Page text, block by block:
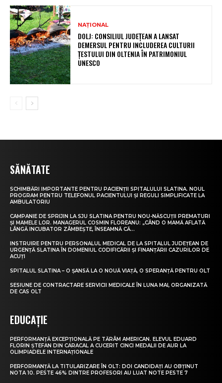
NAȚIONAL
DOLJ: CONSILIUL JUDEȚEAN A LANSAT
DEMERSUL PENTRU INCLUDEREA CULTURII
ȚESTULUI DIN OLTENIA ÎN PATRIMONIUL
UNESCO
SĂNĂTATE
SCHIMBĂRI IMPORTANTE PENTRU PACIENȚII SPITALULUI SLATINA. NOUL
PROGRAM PENTRU TELEFONUL PACIENTULUI ȘI REGULI SIMPLIFICATE LA
AMBULATORIU
CAMPANIE DE SPRIJIN LA SJU SLATINA PENTRU NOU-NĂSCUȚII PREMATURI
ȘI MAMELE LOR. MANAGERUL COSMIN FLOREANU: „CÂND O MAMĂ AFLATĂ
LÂNGĂ INCUBATOR ZÂMBEȘTE, ÎNSEAMNĂ CĂ...
INSTRUIRE PENTRU PERSONALUL MEDICAL DE LA SPITALUL JUDEȚEAN DE
URGENȚĂ SLATINA ÎN DOMENIUL CODIFICĂRII ȘI FINANȚĂRII CAZURILOR DE
ACUȚI
SPITALUL SLATINA – O ȘANSĂ LA O NOUĂ VIAȚĂ, O SPERANȚĂ PENTRU OLT
SESIUNE DE CONTRACTARE SERVICII MEDICALE ÎN LUNA MAI, ORGANIZATĂ
DE CAS OLT
EDUCAȚIE
PERFORMANȚĂ EXCEPȚIONALĂ PE TĂRÂM AMERICAN. ELEVUL EDUARD
FLORIN ȘTEFAN DIN CARACAL A CUCERIT CINCI MEDALII DE AUR LA
OLIMPIADELE INTERNAȚIONALE
PERFORMANȚĂ LA TITULARIZARE ÎN OLT: DOI CANDIDAȚI AU OBȚINUT
NOTA 10. PESTE 46% DINTRE PROFESORI AU LUAT NOTE PESTE 7